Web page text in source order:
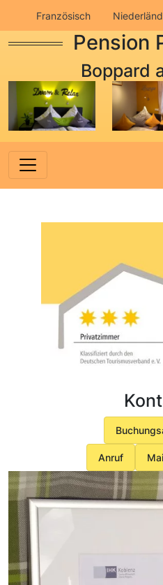
Französisch
Pension
Boppard
Anruf